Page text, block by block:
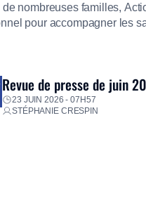
nombreuses familles,
pour accompagner les
Revue de presse de juin
23 JUIN 2026 - 07H57
STÉPHANIE CRESPIN